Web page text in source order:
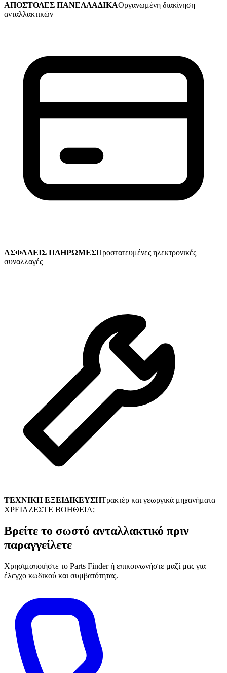
ΑΠΟΣΤΟΛΕΣ ΠΑΝΕΛΛΑΔΙΚΑΟργανωμένη διακίνηση
ανταλλακτικών
ΑΣΦΑΛΕΙΣ ΠΛΗΡΩΜΕΣΠροστατευμένες ηλεκτρονικές
συναλλαγές
ΤΕΧΝΙΚΗ ΕΞΕΙΔΙΚΕΥΣΗΤρακτέρ και γεωργικά μηχανήματα
ΧΡΕΙΑΖΕΣΤΕ ΒΟΗΘΕΙΑ;
Βρείτε το σωστό ανταλλακτικό πριν
παραγγείλετε
Χρησιμοποιήστε το Parts Finder ή επικοινωνήστε μαζί μας για
έλεγχο κωδικού και συμβατότητας.